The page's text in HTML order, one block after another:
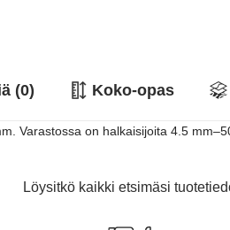
(0) Koko-opas
Varastossa on halkaisijoita 4.5
Löysitkö kaikki etsimäsi